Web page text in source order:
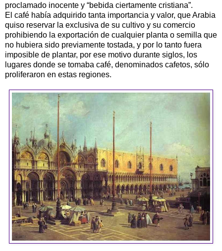
proclamado inocente y “bebida ciertamente cristiana”.
El café había adquirido tanta importancia y valor, que Arabia
quiso reservar la exclusiva de su cultivo y su comercio
prohibiendo la exportación de cualquier planta o semilla que
no hubiera sido previamente tostada, y por lo tanto fuera
imposible de plantar, por ese motivo durante siglos, los
lugares donde se tomaba café, denominados cafetos, sólo
proliferaron en estas regiones.